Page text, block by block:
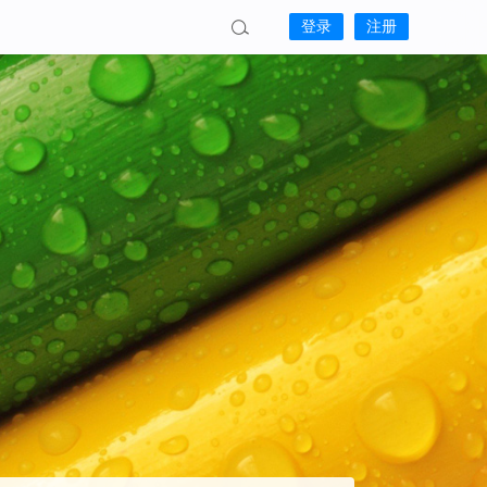
登录 注册